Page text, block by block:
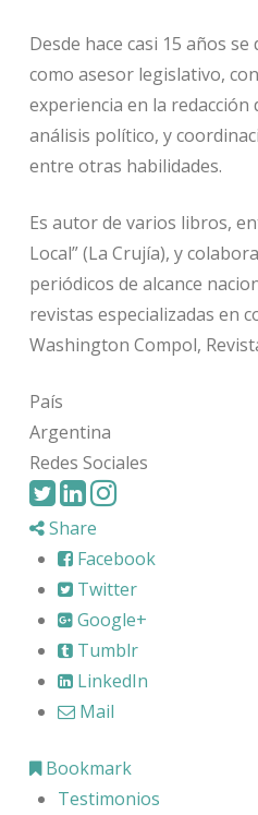
Desde hace casi 15 años
como asesor legislativo,
experiencia en la redacción
análisis político, y
entre otras habilidades.
Es autor de varios libros,
Local” (La Crujía), y
periódicos de alcance
revistas especializadas en
Washington Compol,
País
Argentina
Redes Sociales
Share
Facebook
Twitter
Google+
Tumblr
LinkedIn
Mail
Bookmark
Testimonios